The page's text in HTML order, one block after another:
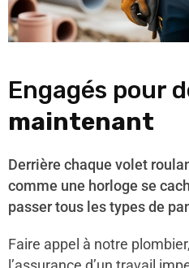
Engagés pour
maintenant
Derrière chaque volet
comme une horloge se
passer tous les types de
Faire appel à notre